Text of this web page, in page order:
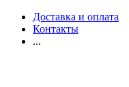
Доставка и оплата
Контакты
...